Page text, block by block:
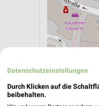
Datenschutzeinstellungen
Durch Klicken auf die
beibehalten.